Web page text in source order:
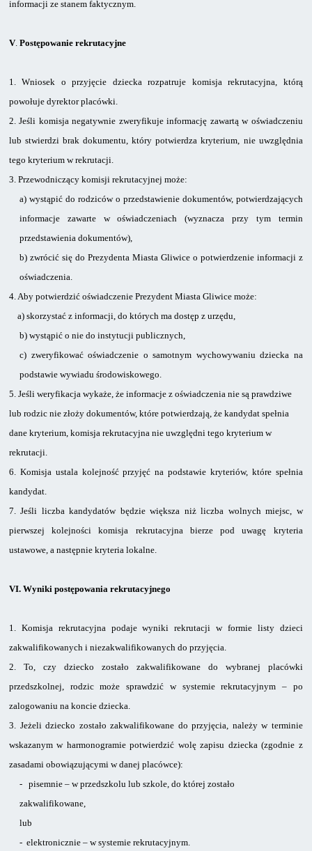
informacji ze stanem faktycznym.
V. Postępowanie rekrutacyjne
1.Wniosek o przyjęcie dziecka rozpatruje komisja rekrutacyjna, którą
powołuje dyrektor placówki.
2.Jeśli komisja negatywnie zweryfikuje informację zawartą w oświadczeniu
lub stwierdzi brak dokumentu, który potwierdza kryterium, nie uwzględnia
tego kryterium w rekrutacji.
3. Przewodniczący komisji rekrutacyjnej może:
a) wystąpić do rodziców o przedstawienie dokumentów, potwierdzających
informacje zawarte w oświadczeniach (wyznacza przy tym termin
przedstawienia dokumentów),
b) zwrócić się do Prezydenta Miasta Gliwice o potwierdzenie informacji z
oświadczenia.
4.Aby potwierdzić oświadczenie Prezydent Miasta Gliwice może:
a) skorzystać z informacji, do których ma dostęp z urzędu,
b) wystąpić o nie do instytucji publicznych,
c) zweryfikować oświadczenie o samotnym wychowywaniu dziecka na
podstawie wywiadu środowiskowego.
5. Jeśli weryfikacja wykaże, że informacje z oświadczenia nie są prawdziwe
lub rodzic nie złoży dokumentów, które potwierdzają, że kandydat spełnia
dane kryterium, komisja rekrutacyjna nie uwzględni tego kryterium w
rekrutacji.
6. Komisja ustala kolejność przyjęć na podstawie kryteriów, które spełnia
kandydat.
7.Jeśli liczba kandydatów będzie większa niż liczba wolnych miejsc, w
pierwszej kolejności komisja rekrutacyjna bierze pod uwagę kryteria
ustawowe, a następnie kryteria lokalne.
VI. Wyniki postępowania rekrutacyjnego
1. Komisja rekrutacyjna podaje wyniki rekrutacji w formie listy dzieci
zakwalifikowanych i niezakwalifikowanych do przyjęcia.
2. To, czy dziecko zostało zakwalifikowane do wybranej placówki
przedszkolnej, rodzic może sprawdzić w systemie rekrutacyjnym – po
zalogowaniu na koncie dziecka.
3. Jeżeli dziecko zostało zakwalifikowane do przyjęcia, należy w terminie
wskazanymw harmonogramie potwierdzić wolę zapisu dziecka (zgodnie z
zasadami obowiązującymi w danej placówce):
- pisemnie – w przedszkolu lub szkole, do której zostało
zakwalifikowane,
lub
- elektronicznie – w systemie rekrutacyjnym.